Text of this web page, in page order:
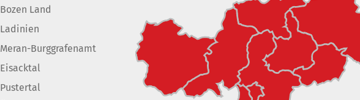
Bozen Land
Ladinien
Meran-Burggrafenamt
Eisacktal
Pustertal